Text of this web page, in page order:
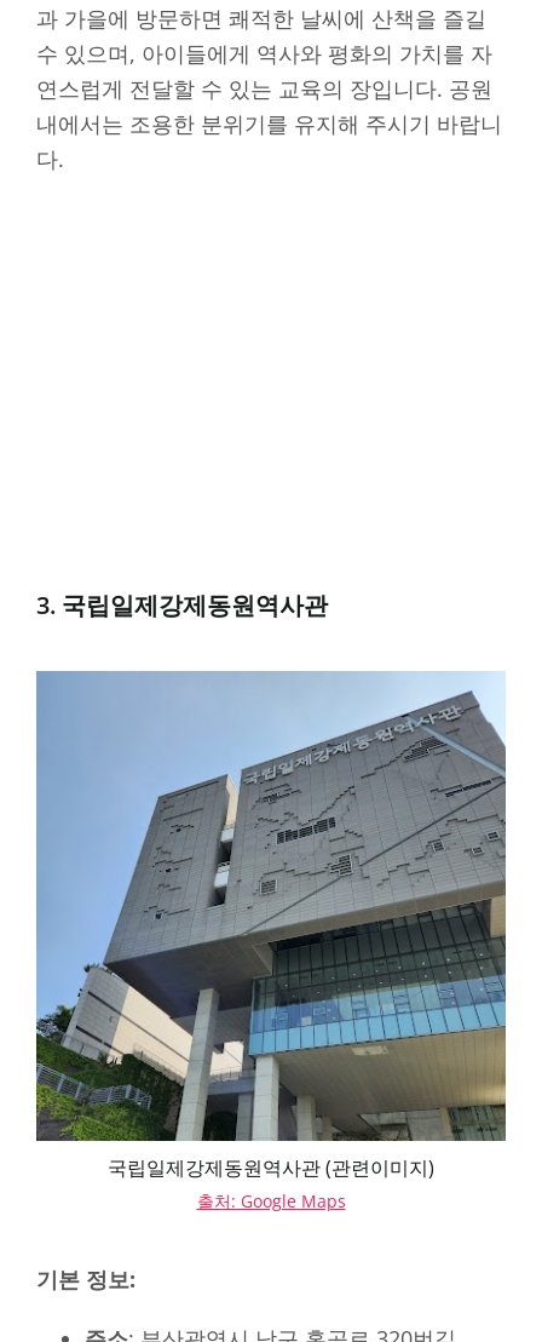
과 가을에 방문하면 쾌적한 날씨에 산책을 즐길
수 있으며, 아이들에게 역사와 평화의 가치를 자
연스럽게 전달할 수 있는 교육의 장입니다. 공원
내에서는 조용한 분위기를 유지해 주시기 바랍니
다.
3. 국립일제강제동원역사관
국립일제강제동원역사관 (관련이미지)
출처: Google Maps
기본 정보: